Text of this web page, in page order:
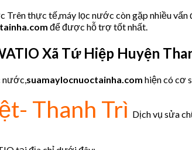
thực tế,máy lọc nước còn gặp nhiều
để được hỗ trợ tốt nhất.
Xã Tứ Hiệp Huyện
nước, suamaylocnuoctainha.com hiện có cơ
Thanh Trì Dịch vụ sửa